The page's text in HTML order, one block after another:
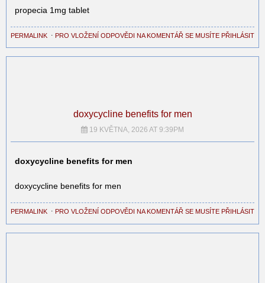
propecia 1mg tablet
PERMALINK ⋅ PRO VLOŽENÍ ODPOVĚDI NA KOMENTÁŘ SE MUSÍTE PŘIHLÁSIT
doxycycline benefits for men
19 KVĚTNA, 2026 AT 9:39PM
doxycycline benefits for men
doxycycline benefits for men
PERMALINK ⋅ PRO VLOŽENÍ ODPOVĚDI NA KOMENTÁŘ SE MUSÍTE PŘIHLÁSIT